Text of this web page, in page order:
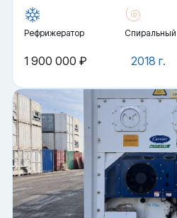
Рефрижератор Спиральный
2018 г.
1 900 000 ₽